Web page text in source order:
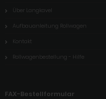
Über Langkavel
Aufbauanleitung Rollwagen
Kontakt
Rollwagenbestellung - Hilfe
FAX-Bestellformular